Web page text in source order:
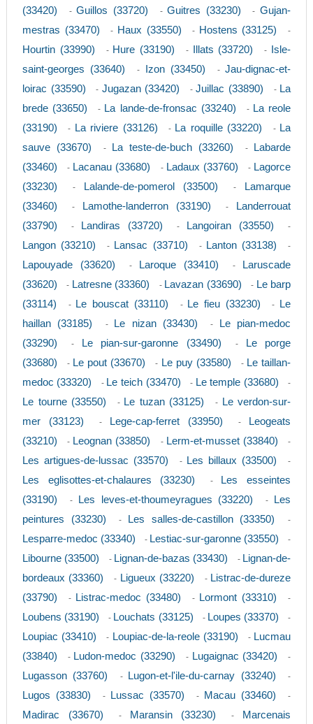
(33420)
-Guillos (33720) -Guitres (33230) -Gujan-
mestras (33470)
- Haux (33550) - Hostens (33125) -
Hourtin (33990) - Hure (33190) - Illats (33720) -
Isle-
saint-georges (33640)
- Izon (33450) -Jau-dignac-et-
loirac (33590)
- Jugazan (33420) -Juillac (33890) - La
brede (33650)
- La lande-de-fronsac (33240) - La reole
(33190)
- La riviere (33126) - La roquille (33220) - La
sauve (33670)
- La teste-de-buch (33260) -
Labarde
(33460)
- Lacanau (33680) - Ladaux (33760) - Lagorce
(33230)
- Lalande-de-pomerol (33500) -
Lamarque
(33460)
- Lamothe-landerron (33190) -
Landerrouat
(33790)
- Landiras (33720) - Langoiran (33550) -
Langon (33210) - Lansac (33710) - Lanton (33138) -
Lapouyade (33620) - Laroque (33410) -
Laruscade
(33620)
- Latresne (33360) - Lavazan (33690) - Le barp
(33114)
- Le bouscat (33110) - Le fieu (33230) -
Le
haillan (33185)
- Le nizan (33430) -
Le pian-medoc
(33290)
- Le pian-sur-garonne (33490) -
Le porge
(33680)
- Le pout (33670) - Le puy (33580) - Le taillan-
medoc (33320)
- Le teich (33470) - Le temple (33680) -
Le tourne (33550) - Le tuzan (33125) - Le verdon-sur-
mer (33123)
- Lege-cap-ferret (33950) -
Leogeats
(33210)
- Leognan (33850) - Lerm-et-musset (33840) -
Les artigues-de-lussac (33570) - Les billaux (33500) -
Les eglisottes-et-chalaures (33230) -
Les esseintes
(33190)
- Les leves-et-thoumeyragues (33220) -
Les
peintures (33230)
- Les salles-de-castillon (33350) -
Lesparre-medoc (33340) - Lestiac-sur-garonne (33550) -
Libourne (33500) - Lignan-de-bazas (33430) - Lignan-de-
bordeaux (33360)
- Ligueux (33220) - Listrac-de-dureze
(33790)
- Listrac-medoc (33480) - Lormont (33310) -
Loubens (33190) - Louchats (33125) - Loupes (33370) -
Loupiac (33410) - Loupiac-de-la-reole (33190) - Lucmau
(33840)
- Ludon-medoc (33290) - Lugaignac (33420) -
Lugasson (33760) - Lugon-et-l'ile-du-carnay (33240) -
Lugos (33830) - Lussac (33570) - Macau (33460) -
Madirac (33670) - Maransin (33230) -
Marcenais